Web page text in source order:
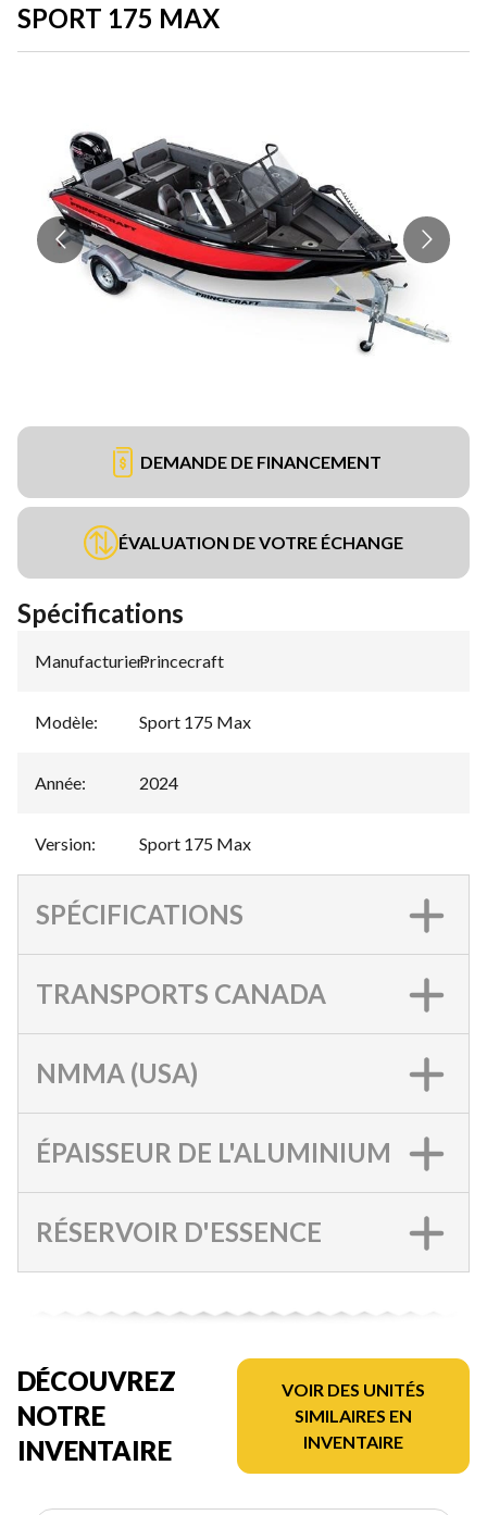
SPORT 175 MAX
DEMANDE DE FINANCEMENT
ÉVALUATION DE VOTRE ÉCHANGE
Spécifications
Manufacturier:
Princecraft
Modèle: Sport 175 Max
Année: 2024
Version: Sport 175 Max
SPÉCIFICATIONS
TRANSPORTS CANADA
NMMA (USA)
ÉPAISSEUR DE L'ALUMINIUM
RÉSERVOIR D'ESSENCE
DÉCOUVREZ
NOTRE
INVENTAIRE
VOIR DES UNITÉS
SIMILAIRES EN
INVENTAIRE